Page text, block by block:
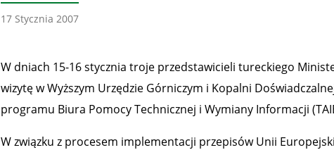
17 Stycznia 2007
W dniach 15-16 stycznia troje przedstawicieli tureckiego
wizytę w Wyższym Urzędzie Górniczym i Kopalni
programu Biura Pomocy Technicznej i Wymiany Informacji
W związku z procesem implementacji przepisów Unii